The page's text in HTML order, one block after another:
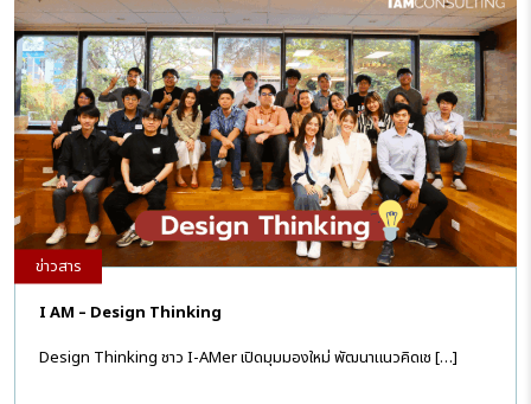
I AM – Design Thinking
Design Thinking ชาว I-AMer เปิดมุมมองใหม่ พัฒนาแนวคิดเช […]
ข่าวสาร